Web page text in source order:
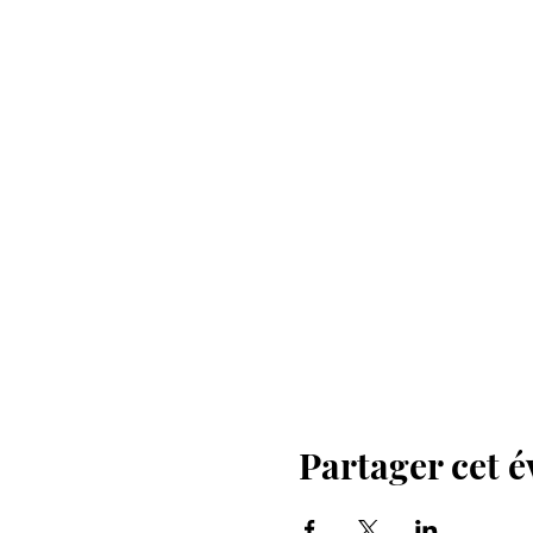
Partager cet